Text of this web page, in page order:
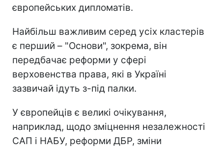
європейських дипломатів.
Найбільш важливим серед усіх кластерів
є перший – "Основи", зокрема, він
передбачає реформи у сфері
верховенства права, які в Україні
зазвичай ідуть з-під палки.
У європейців є великі очікування,
наприклад, щодо зміцнення незалежності
САП і НАБУ, реформи ДБР, зміни